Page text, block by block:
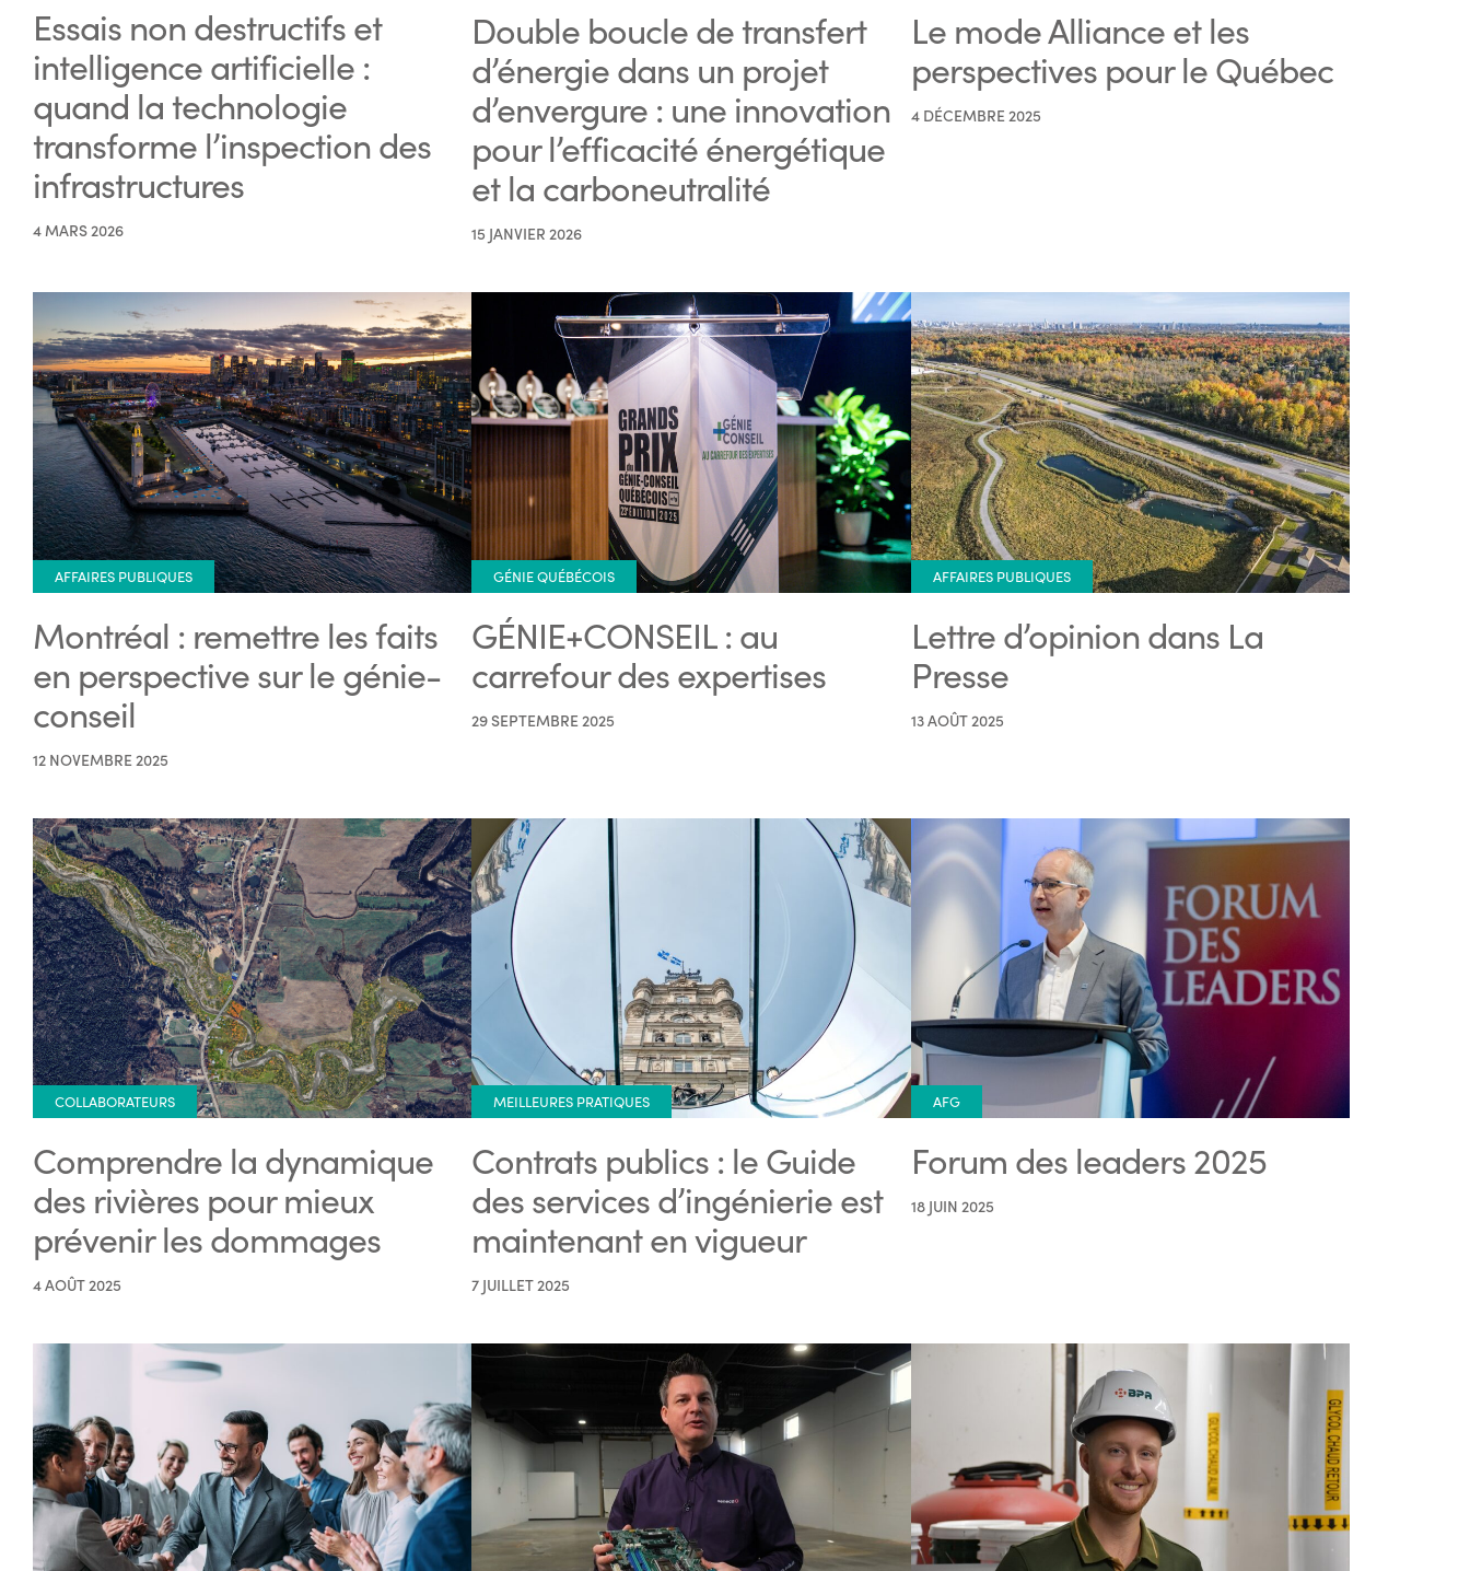
Essais non destructifs et
intelligence artificielle :
quand la technologie
transforme l’inspection des
infrastructures
4 MARS 2026
Double boucle de transfert
d’énergie dans un projet
d’envergure : une innovation
pour l’efficacité énergétique
et la carboneutralité
15 JANVIER 2026
Le mode Alliance et les
perspectives pour le Québec
4 DÉCEMBRE 2025
AFFAIRES PUBLIQUES
Montréal : remettre les faits
en perspective sur le génie-
conseil
12 NOVEMBRE 2025
GÉNIE QUÉBÉCOIS
GÉNIE+CONSEIL : au
carrefour des expertises
29 SEPTEMBRE 2025
AFFAIRES PUBLIQUES
Lettre d’opinion dans La
Presse
13 AOÛT 2025
COLLABORATEURS
Comprendre la dynamique
des rivières pour mieux
prévenir les dommages
4 AOÛT 2025
MEILLEURES PRATIQUES
Contrats publics : le Guide
des services d’ingénierie est
maintenant en vigueur
7 JUILLET 2025
AFG
Forum des leaders 2025
18 JUIN 2025